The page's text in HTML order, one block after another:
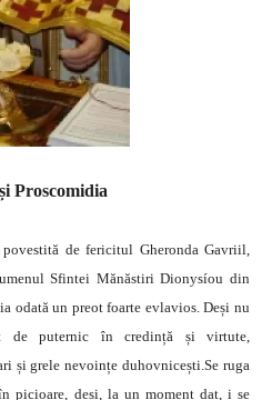
Proscomidia
de fericitul Gheronda Gavriil,
Sfintei Mănăstiri Dionysíou din
odată un preot foarte evlavios. Deși nu
de puternic în credință și virtute,
și grele nevoințe duhovnicești.Se ruga
picioare, deși, la un moment dat, i se